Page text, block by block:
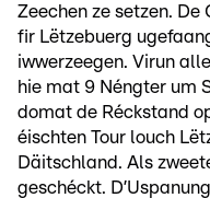
Zeechen ze setzen. De
fir Lëtzebuerg
iwwerzeegen. Virun
hie mat 9 Néngter um
domat de Réckstand
éischten Tour louch
Däitschland. Als
geschéckt.